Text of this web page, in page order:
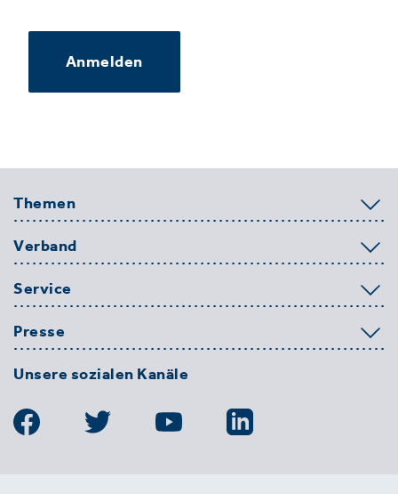
Anmelden
Themen
Verband
Service
Presse
Unsere sozialen Kanäle